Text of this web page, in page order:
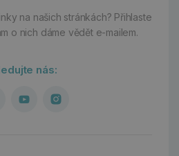
na našich stránkách? Přihlaste
o nich dáme vědět e-mailem.
nás: